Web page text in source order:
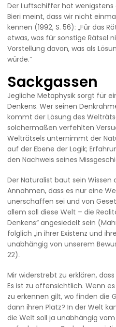
Der Luftschiffer hat wenigstens
Bieri meint, dass wir nicht
kennen (1992, S. 56): „Für das
etwas, was für sonstige Rätsel
Vorstellung davon, was als
würde.“
Sackgassen
Jegliche Metaphysik sorgt für
Denkens. Wer seinen
kommt der Lösung des
solchermaßen verfehlten
Welträtsels unternimmt der
auf der Ebene der Logik;
den Nachweis seines
Der Naturalist baut sein
Annahmen, dass es nur eine
unerschaffen sei und von
allem soll diese Welt – die
Denkens“ angesiedelt sein
folglich „in ihrer Existenz und
unabhängig von unserem
22).
Mir widerstrebt zu erklären,
Es ist zu offensichtlich. Wenn
zu erkennen gilt, wo finden die
dann ihren Platz? In der Welt
die Welt soll ja unabhängig